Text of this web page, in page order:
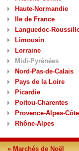
Haute-Normandie
Ile de France
Languedoc-
Limousin
Lorraine
Midi-Pyrénées
Nord-Pas-de-Calais
Pays de la Loire
Picardie
Poitou-Charentes
Provence-Alpes-
Rhône-Alpes
» Marchés de Noël